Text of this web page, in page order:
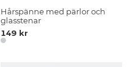
Hårspänne med pärlor och
glasstenar
149 kr